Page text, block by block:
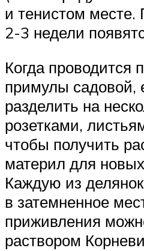
и тенистом месте.
2-3 недели
Когда проводится
примулы садовой,
разделить на
розетками,
чтобы получить
материл для
Каждую из
в затемненное
приживления
раствором